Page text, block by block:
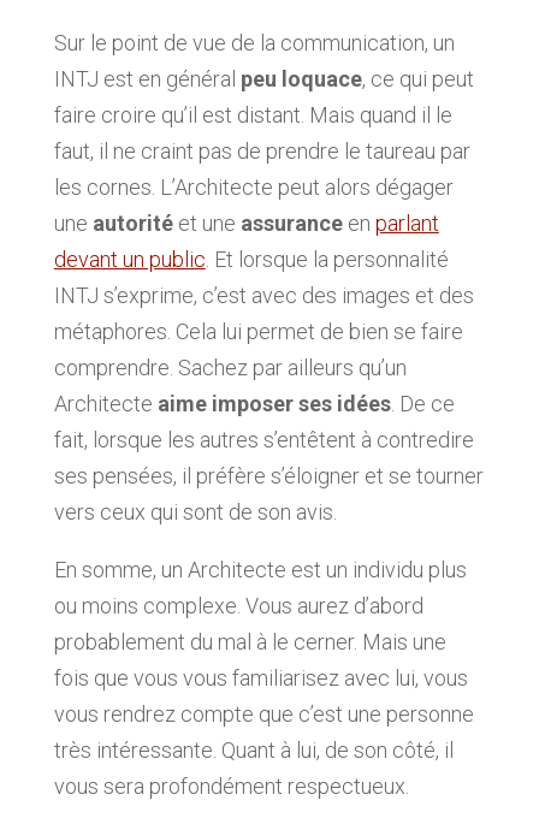
Sur le point de vue de la communication, un
INTJ est en général peu loquace, ce qui peut
faire croire qu’il est distant. Mais quand il le
faut, il ne craint pas de prendre le taureau par
les cornes. L’Architecte peut alors dégager
une autoritéet une assuranceen parlant
devant un public. Et lorsque la personnalité
INTJ s’exprime, c’est avec des images et des
métaphores. Cela lui permet de bien se faire
comprendre. Sachez par ailleurs qu’un
Architecte aime imposer ses idées. De ce
fait, lorsque les autres s’entêtent à contredire
ses pensées, il préfère s’éloigner et se tourner
vers ceux qui sont de son avis.
En somme, un Architecte est un individu plus
ou moins complexe. Vous aurez d’abord
probablement du mal à le cerner. Mais une
fois que vous vous familiarisez avec lui, vous
vous rendrez compte que c’est une personne
très intéressante. Quant à lui, de son côté, il
vous sera profondément respectueux.